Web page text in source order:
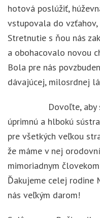
hotová poslúžiť,
vstupovala do
Stretnutie s ňou nás
a obohacovalo novou
Bola pre nás
dávajúcej, milosrdnej
Dovoľte, aby
úprimnú a hlbokú
pre všetkých veľkou
že máme v nej
mimoriadnym
Ďakujeme celej rodine
nás veľkým darom!